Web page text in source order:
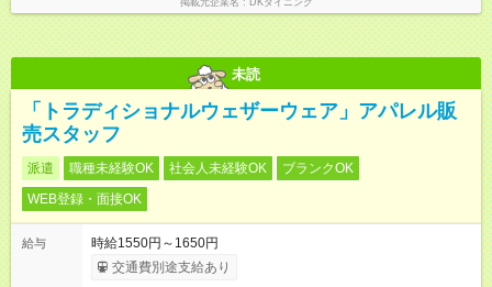
掲載元企業名 DKダイニング
未読
「トラディショナルウェザーウェア」アパレル販
売スタッフ
派遣 職種未経験OK 社会人未経験OK
ブランクOK
WEB登録・面接OK
給与
時給1550円～1650円
交通費別途支給あり